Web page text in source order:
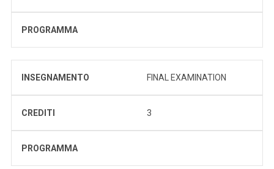
PROGRAMMA
INSEGNAMENTO FINAL EXAMINATION
CREDITI 3
PROGRAMMA